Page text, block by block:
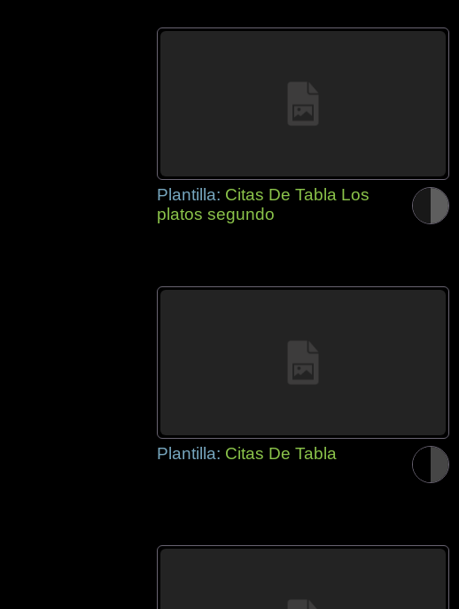
Plantilla: Citas De Tabla Los
platos segundo
Plantilla: Citas De Tabla